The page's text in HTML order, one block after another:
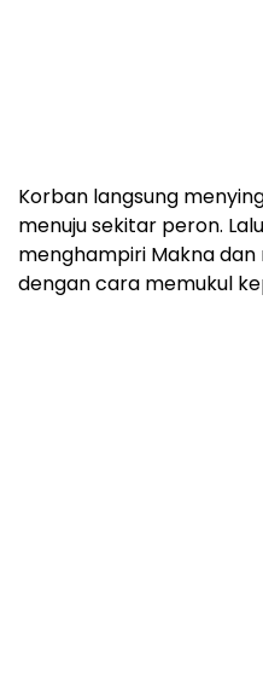
Korban langsung
menuju sekitar peron.
menghampiri Makna
dengan cara memukul